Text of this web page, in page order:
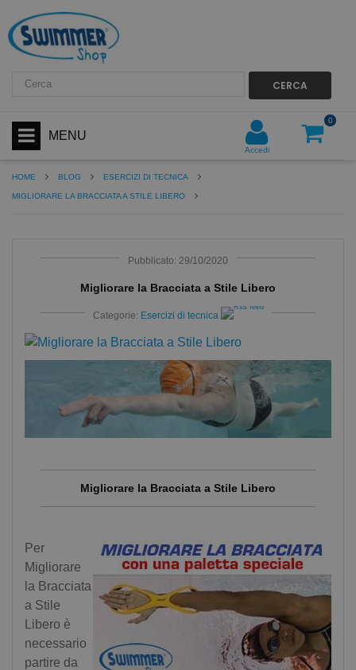
CERCA
MENU
0
Accedi
HOME BLOG ESERCIZI DI TECNICA
MIGLIORARE LA BRACCIATA A STILE LIBERO
Pubblicato: 29/10/2020
Migliorare la Bracciata a Stile Libero
Categorie: Esercizi di tecnica
Migliorare la Bracciata a Stile Libero
Per
Migliorare
la Bracciata
a Stile
Libero è
necessario
partire da